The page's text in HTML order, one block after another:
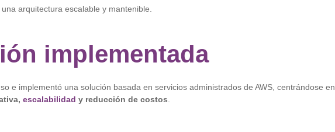
arquitectura escalable y mantenible.
implementada
e implementó una solución basada en servicios administrados de AWS, centrándose en
escalabilidad y reducción de costos